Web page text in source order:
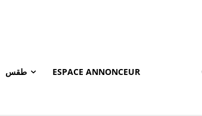
طقس ESPACE ANNONCEUR